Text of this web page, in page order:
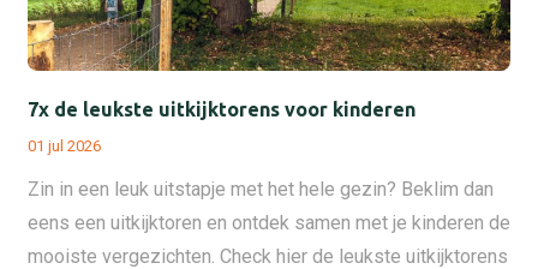
7x de leukste uitkijktorens voor kinderen
01 jul 2026
Zin in een leuk uitstapje met het hele gezin? Beklim dan
eens een uitkijktoren en ontdek samen met je kinderen de
mooiste vergezichten. Check hier de leukste uitkijktorens